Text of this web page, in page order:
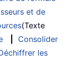
et de
(Texte
Consolider
les